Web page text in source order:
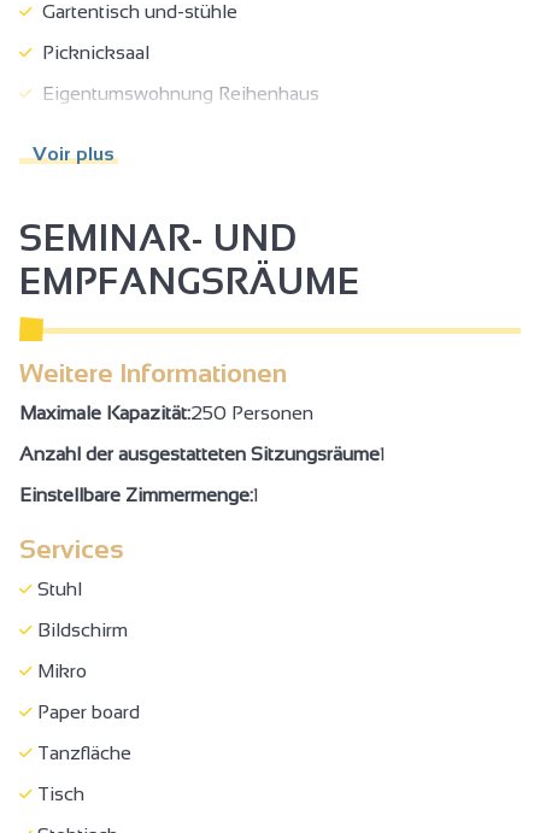
Gartentisch und-stühle
Picknicksaal
Eigentumswohnung Reihenhaus
Touristenbroschüren
Freie Verwaltung
Frühstück
Saalanmietung
Nichtraucher
Küche
Bettzeug und Handtücher inbegriffen
Backofen
Geschirrspüler
Mikrowelle
Kühlschrank
Fernsehen
WIFI-Zugang
Dusche
Voir plus
SEMINAR- UND
EMPFANGSRÄUME
Weitere Informationen
Maximale Kapazität:250 Personen
Anzahl der ausgestatteten Sitzungsräume1
Einstellbare Zimmermenge:1
Services
Stuhl
Bildschirm
Mikro
Paper board
Tanzfläche
Tisch